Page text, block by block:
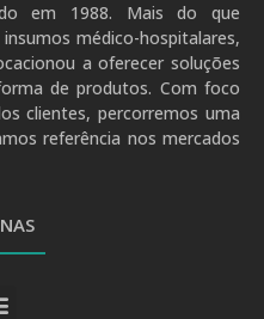
em 1988. Mais do que
médico-hospitalares,
a oferecer soluções
de produtos. Com foco
clientes, percorremos uma
referência nos mercados